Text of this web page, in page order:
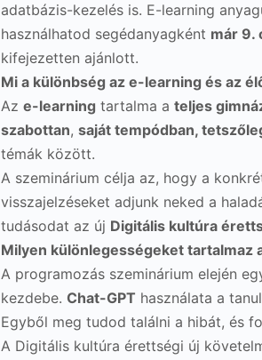
adatbázis-kezelés is. E-learning
használhatod segédanyagként már 9.
kifejezetten ajánlott.
Mi a különbség az e-learning és az
Az e-learning tartalma a teljes
szabottan, saját tempódban,
témák között.
A szeminárium célja az, hogy a
visszajelzéseket adjunk neked a
tudásodat az új Digitális kultúra
Milyen különlegességeket tartalmaz
A programozás szeminárium elején
kezdebe. Chat-GPT használata a
Egyből meg tudod találni a hibát, és
A Digitális kultúra érettségi új